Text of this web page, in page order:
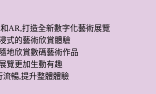
AR,打造全新數字化藝術展覽
式的藝術欣賞體驗
地欣賞數碼藝術作品
覽更加生動有趣
流暢,提升整體體驗